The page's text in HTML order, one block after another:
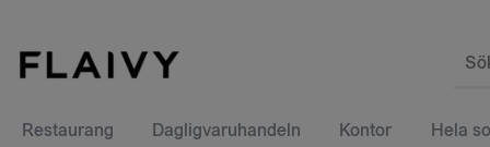
Restaurang Dagligvaruhandeln Kontor Hela